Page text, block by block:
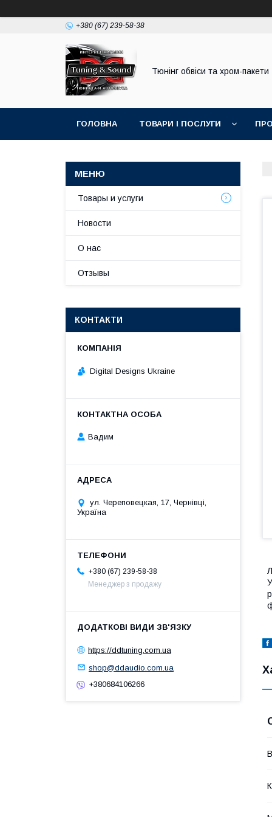
+380 (67) 239-58-38
Тюнінг обвіси та хром-пакети
ГОЛОВНА ТОВАРИ І ПОСЛУГИ
Товары и услуги
Новости
О нас
Отзывы
КОНТАКТИ
Digital Designs Ukraine
Вадим
ул. Череповецкая, 17, Чернівці,
Україна
+380 (67) 239-58-38
Менеджер з продажу
https://ddtuning.com.ua
shop@ddaudio.com.ua
+380684106266